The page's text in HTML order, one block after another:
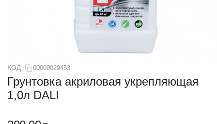
КОД: 00000029453
Грунтовка акриловая укрепляющая
1,0л DALI